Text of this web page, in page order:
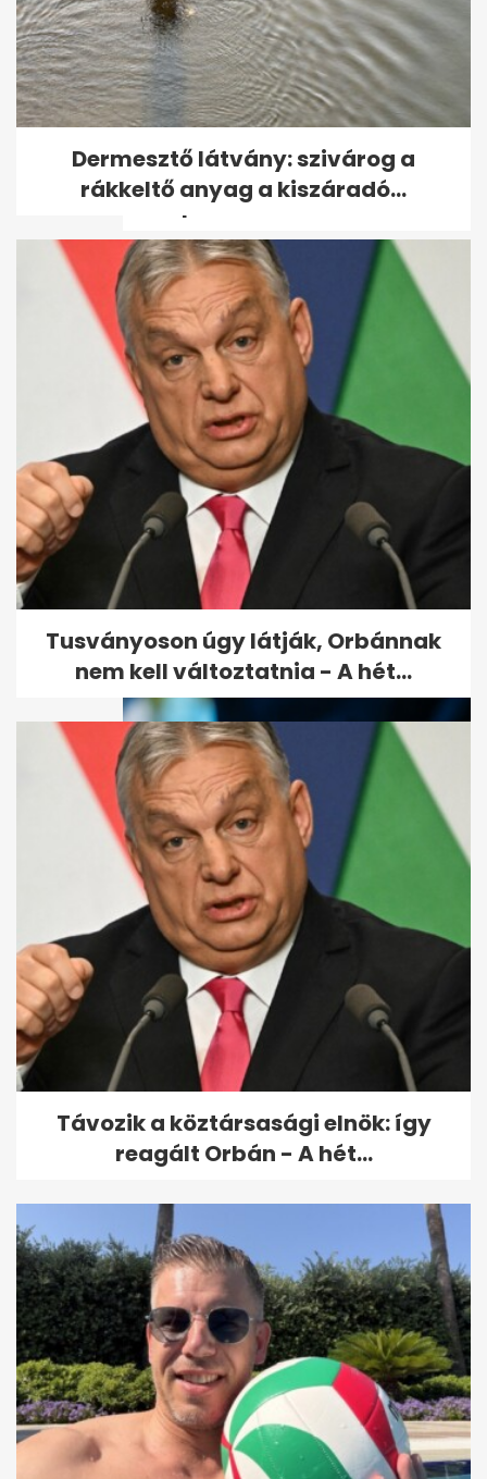
Ross Godfrey elárulta, mit
jelent neki a Sziget és
Budapest
Átmeneti enyhülés után
vasárnaptól ismét erősödik a
hőség
Mikor nem vonják le a bérből a
jegyzéken szereplő adót és...
Dermesztő látvány: szivárog a
rákkeltő anyag a kiszáradó...
Tusványoson úgy látják, Orbánnak
nem kell változtatnia - A hét...
Távozik a köztársasági elnök: így
reagált Orbán - A hét...